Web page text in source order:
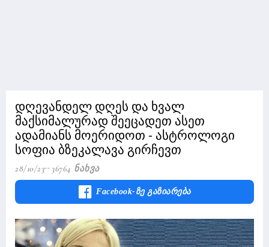
დღევანდელ დღეს და ხვალ
მაქსიმალურად შეეცადეთ ასეთ
ადამიანს მოერიდოთ - ასტროლოგი
სოფია ბზეკალავა გირჩევთ
28/10/23 36764 Ნახვა
Facebook-Ზე Გაზიარება